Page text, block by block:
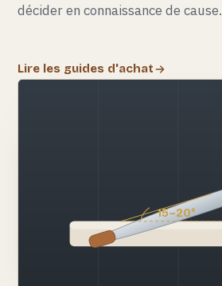
décider en connaissance de cause.
Lire les guides d'achat
15–20°